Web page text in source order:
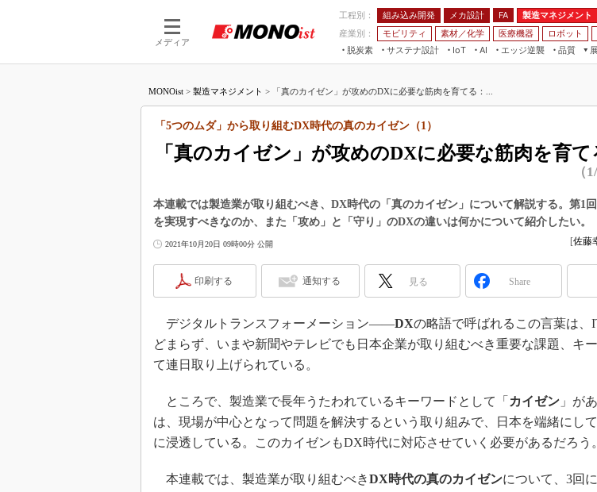
メディア
工程別： 組み込み開発 メカ設計 FA 製造マネジメント
産業別：
モビリティ 素材／化学 医療機器 ロボット
脱炭素
サステナ設計
IoT
つながる工場
つながるサービス
AI
AI×設備保全
Physical AI
エッジ逆襲 品質
JIMTOF
展＆IoT/5Gソリューション展
IIFES
ジャパンモビリティショー
TECHNO-FRONTIER
スマート工場EXPO
EdgeTech+
日本ものづくりワールド
AUTOMOTIVE WORLD
つながるクルマ
VR／AR
フィールドサービス
組み込み画像技術
Windows Embedded
車載ソフト開発
無償設計ツール
S＆OP
インダストリー4.0
製造業ビッグデータ
FA
モビリティ
MONOist > 製造マネジメント > 「真のカイゼン」が攻めのDXに必要な筋肉を育てる：...
「真のカイゼン」が攻めのDXに必要な筋肉を育て
「5つのムダ」から取り組むDX時代の真のカイゼン（1）
（
本連載では製造業が取り組むべき、DX時代の「真のカイゼン」について解説する。第1
を実現すべきなのか、また「攻め」と「守り」のDXの違いは何かについて紹介したい。
2021年10月20日 09時00分 公開 [佐藤
印刷する 通知する 見る Share
デジタルトランスフォーメーション――DXの略語で呼ばれるこの言葉は、
どまらず、いまや新聞やテレビでも日本企業が取り組むべき重要な課題、キ
て連日取り上げられている。
ところで、製造業で長年うたわれているキーワードとして「 カイゼン 」が
は、現場が中心となって問題を解決するという取り組みで、日本を端緒にし
に浸透している。このカイゼンもDX時代に対応させていく必要があるだろう。
本連載では、製造業が取り組むべきDX時代の真のカイゼンについて、3回